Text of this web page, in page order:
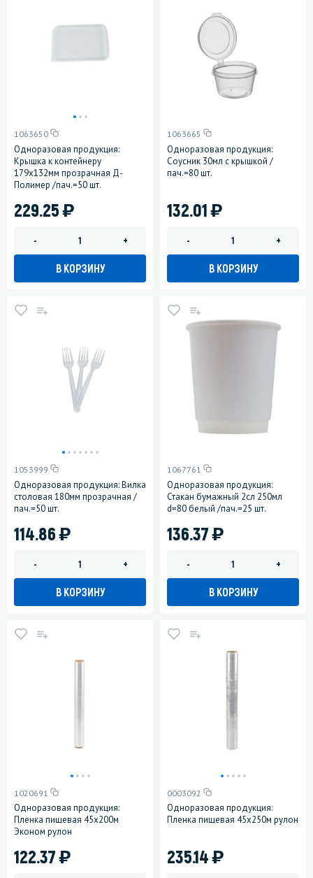
1063650
Одноразовая продукция:
Крышка к контейнеру
179х132мм прозрачная Д-
Полимер /пач.=50 шт.
229.25)
- +
В КОРЗИНУ
1063665
Одноразовая продукция:
Соусник 30мл с крышкой /
пач.=80 шт.
132.01)
- +
В КОРЗИНУ
1053999
Одноразовая продукция: Вилка
столовая 180мм прозрачная /
пач.=50 шт.
114.86)
- +
В КОРЗИНУ
1067761
Одноразовая продукция:
Стакан бумажный 2сл 250мл
d=80 белый /пач.=25 шт.
136.37)
- +
В КОРЗИНУ
1020691
Одноразовая продукция:
Пленка пищевая 45х200м
Эконом рулон
122.37)
0003092
Одноразовая продукция:
Пленка пищевая 45х250м рулон
235.14)